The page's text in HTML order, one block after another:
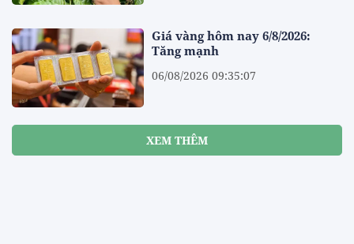
Giá vàng hôm nay 6/8/2026:
Tăng mạnh
06/08/2026 09:35:07
XEM THÊM